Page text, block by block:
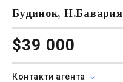
Будинок, Н.Бавария
$39 000
Контакти агента